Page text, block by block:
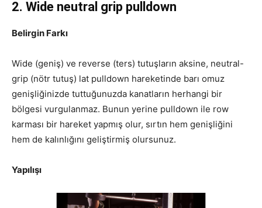
2. Wide neutral grip pulldown
Belirgin Farkı
Wide (geniş) ve reverse (ters) tutuşların aksine, neutral-
grip (nötr tutuş) lat pulldown hareketinde barı omuz
genişliğinizde tuttuğunuzda kanatların herhangi bir
bölgesi vurgulanmaz. Bunun yerine pulldown ile row
karması bir hareket yapmış olur, sırtın hem genişliğini
hem de kalınlığını geliştirmiş olursunuz.
Yapılışı